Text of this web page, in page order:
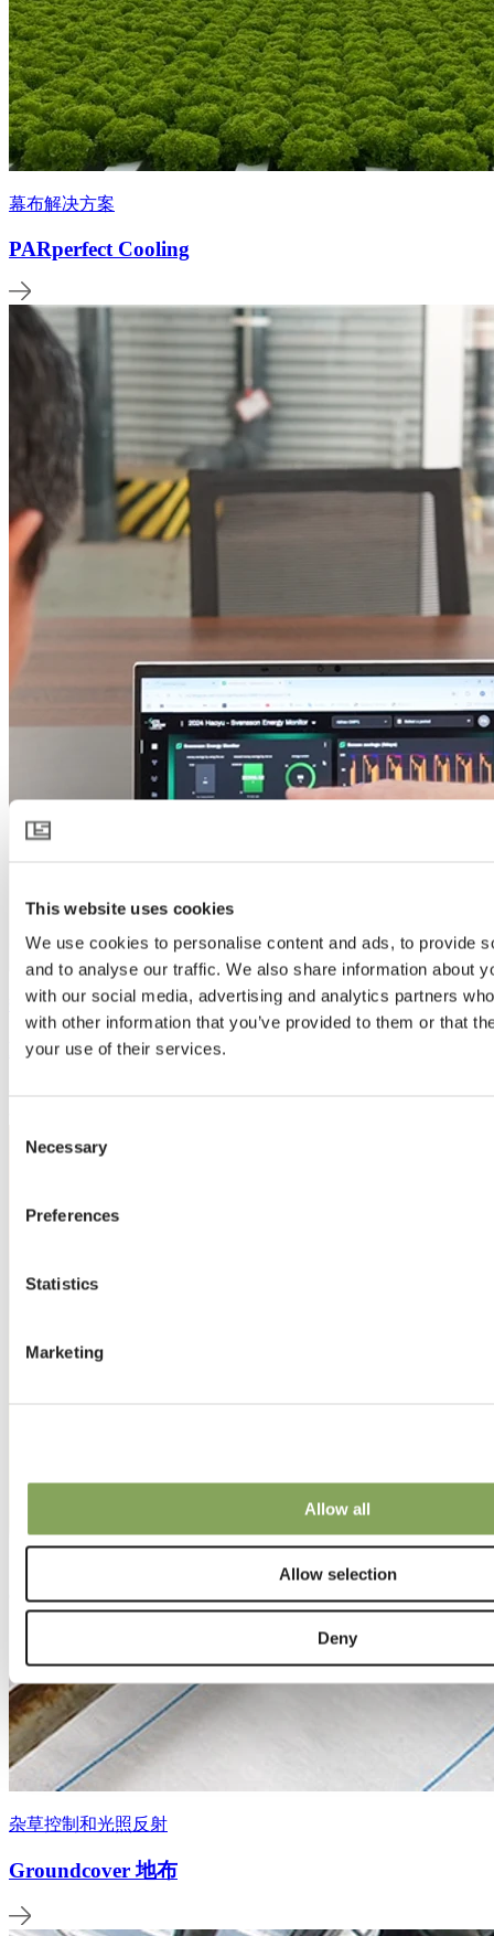
This website uses cookies
We use cookies to personalise content and ads, to provide
and to analyse our traffic. We also share information about
with our social media, advertising and analytics partners
with other information that you’ve provided to them or that
your use of their services.
Selection
Necessary
Preferences
Statistics
Marketing
Allow all
Allow selection
Deny
幕布解决方案
PARperfect Cooling
数据驱动的幕布决策
Energy Monitor
杂草控制和光照反射
Groundcover 地布